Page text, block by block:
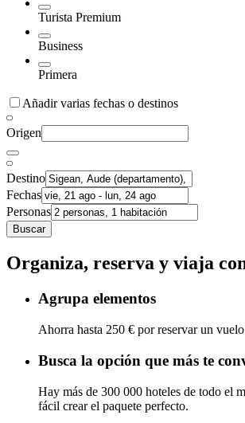
Turista Premium
Business
Primera
Añadir varias fechas o destinos
Origen
Destino
Fechas
Personas
Buscar
Organiza, reserva y viaja
Agrupa elementos
Ahorra hasta 250 € por reservar un
Busca la opción que más te
Hay más de 300 000 hoteles de todo el
fácil crear el paquete perfecto.